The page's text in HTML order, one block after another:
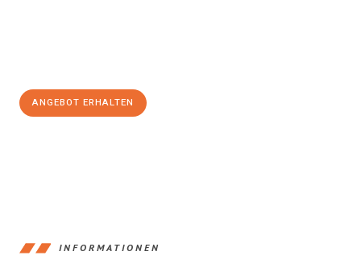
ANGEBOT ERHALTEN
INFORMATIONEN